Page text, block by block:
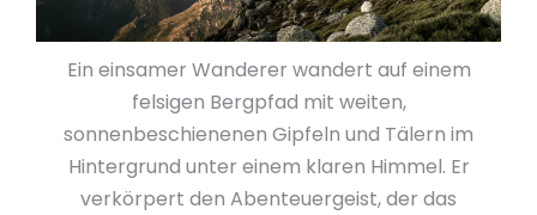
Ein einsamer Wanderer wandert auf einem
felsigen Bergpfad mit weiten,
sonnenbeschienenen Gipfeln und Tälern im
Hintergrund unter einem klaren Himmel. Er
verkörpert den Abenteuergeist, der das